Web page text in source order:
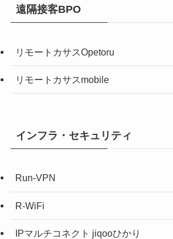
遠隔接客BPO
リモートカサスOpetoru
リモートカサスmobile
インフラ・セキュリティ
Run-VPN
R-WiFi
IPマルチコネクト jiqooひかり